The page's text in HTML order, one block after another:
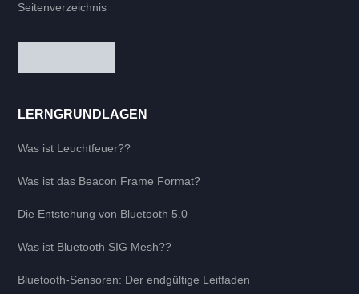
Seitenverzeichnis
LERNGRUNDLAGEN
Was ist Leuchtfeuer??
Was ist das Beacon Frame Format?
Die Entstehung von Bluetooth 5.0
Was ist Bluetooth SIG Mesh??
Bluetooth-Sensoren: Der endgültige Leitfaden